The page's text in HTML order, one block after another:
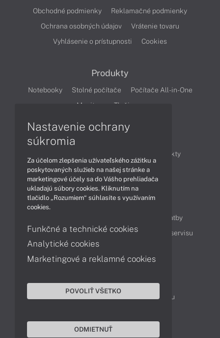
Obchodné podmienky
Reklamačné podmienky
Ochrana osobných údajov
Vrátenie tovaru
Vyhlásenie o prístupnosti
Cookies
Produkty
Notebooky Stolné počítače
Počítače All-in-One
Monitory
Tlačiarne
Produkty
Technológie
Videá
Obsah
Možnosti doručenia a platby
Podpora a servis
Servisné služby Cenník servisu
Kontakty
043 4224 771
Obchodné oddelenie
Reklamácia tovaru
Nastavenie ochrany
súkromia
Za účelom zlepšenia užívateľského zážitku a
poskytovaných služieb na našej stránke a
marketingové účely sa do Vášho prehliadača
ukladajú súbory cookies. Kliknutím na
tlačidlo „Rozumiem“ súhlasíte s využívaním
cookies.
Funkčné a technické cookies
Analytické cookies
Marketingové a reklamné cookies
POVOLIŤ VŠETKO
ODMIETNUŤ